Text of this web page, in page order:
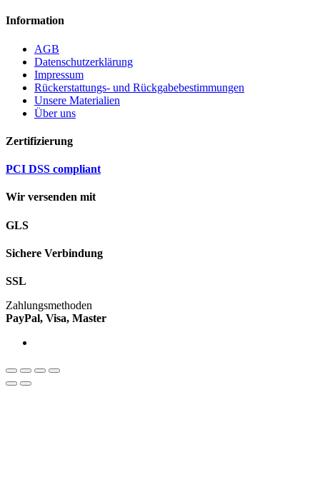
Information
AGB
Datenschutzerklärung
Impressum
Rückerstattungs- und Rückgabebestimmungen
Unsere Materialien
Über uns
Zertifizierung
PCI DSS compliant
Wir versenden mit
GLS
Sichere Verbindung
SSL
Zahlungsmethoden
PayPal, Visa, Master